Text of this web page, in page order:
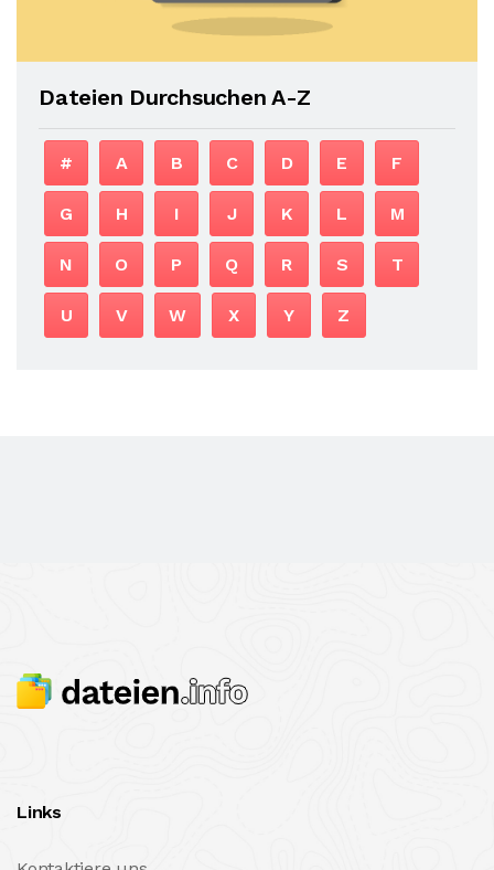
Dateien Durchsuchen A-Z
# A B C D E F
G H I J K L M
N O P Q R S T
U V W X Y Z
Links